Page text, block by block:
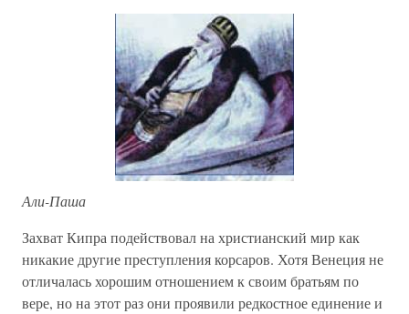
Али-Паша
Захват Кипра подействовал на христианский мир как
никакие другие преступления корсаров. Хотя Венеция не
отличалась хорошим отношением к своим братьям по
вере, но на этот раз они проявили редкостное единение и